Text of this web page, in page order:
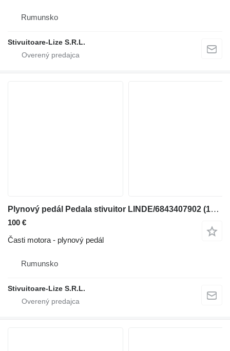
Rumunsko
Stivuitoare-Lize S.R.L.
Plynový pedál Pedala stivuitor LINDE/6843407902 (1476) na vysokozdvižného vozíka
100 €
Časti motora - plynový pedál
Rumunsko
Stivuitoare-Lize S.R.L.